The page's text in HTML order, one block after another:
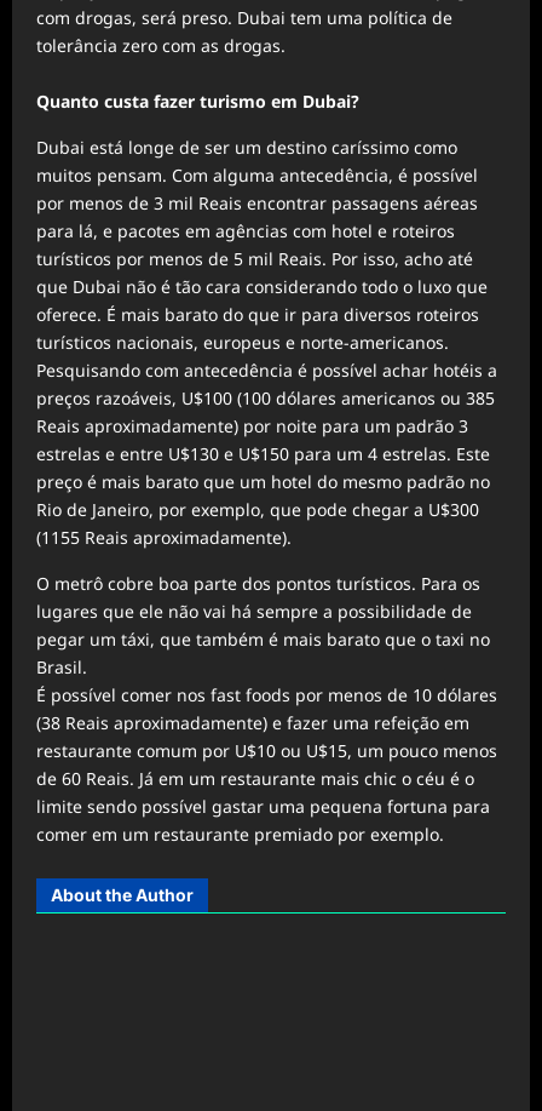
com drogas, será preso. Dubai tem uma política de
tolerância zero com as drogas.
Quanto custa fazer turismo em Dubai?
Dubai está longe de ser um destino caríssimo como
muitos pensam. Com alguma antecedência, é possível
por menos de 3 mil Reais encontrar passagens aéreas
para lá, e pacotes em agências com hotel e roteiros
turísticos por menos de 5 mil Reais. Por isso, acho até
que Dubai não é tão cara considerando todo o luxo que
oferece. É mais barato do que ir para diversos roteiros
turísticos nacionais, europeus e norte-americanos.
Pesquisando com antecedência é possível achar hotéis a
preços razoáveis, U$100 (100 dólares americanos ou 385
Reais aproximadamente) por noite para um padrão 3
estrelas e entre U$130 e U$150 para um 4 estrelas. Este
preço é mais barato que um hotel do mesmo padrão no
Rio de Janeiro, por exemplo, que pode chegar a U$300
(1155 Reais aproximadamente).
O metrô cobre boa parte dos pontos turísticos. Para os
lugares que ele não vai há sempre a possibilidade de
pegar um táxi, que também é mais barato que o taxi no
Brasil.
É possível comer nos fast foods por menos de 10 dólares
(38 Reais aproximadamente) e fazer uma refeição em
restaurante comum por U$10 ou U$15, um pouco menos
de 60 Reais. Já em um restaurante mais chic o céu é o
limite sendo possível gastar uma pequena fortuna para
comer em um restaurante premiado por exemplo.
About the Author